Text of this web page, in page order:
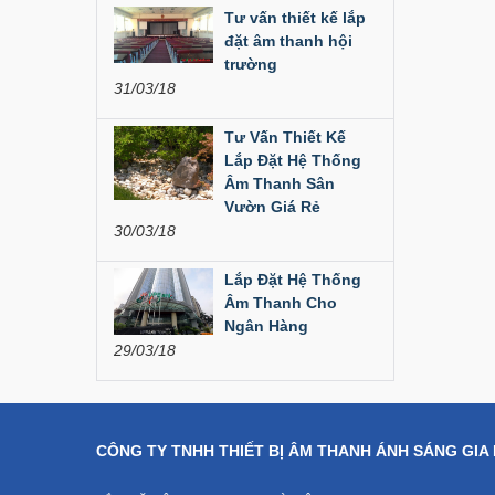
Liên hệ
Dàn âm thanh hội
200,000,000 đ
Bàn Mixer
Allen&Heath...
Bàn Mixer
Allen&Heath...
Tư vấn thiết kế lắp
đặt âm thanh hội
trường
31/03/18
Tư Vấn Thiết Kế
Lắp Đặt Hệ Thống
Âm Thanh Sân
Vườn Giá Rẻ
30/03/18
Lắp Đặt Hệ Thống
Âm Thanh Cho
Ngân Hàng
29/03/18
CÔNG TY TNHH THIẾT BỊ ÂM THANH ÁNH SÁNG GIA